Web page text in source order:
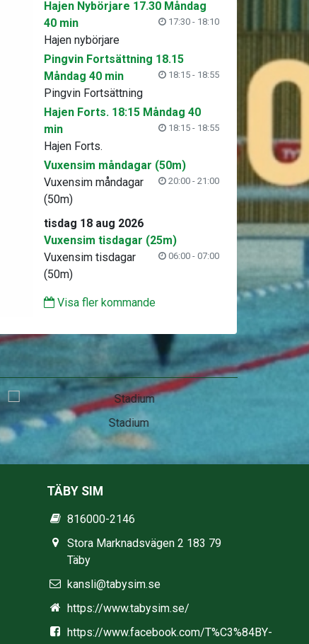
Hajen Nybörjare 17.30 Måndag
40 min
17:30 - 18:10
Hajen nybörjare
Pingvin Fortsättning 18.15
Måndag 40 min
18:15 - 18:55
Pingvin Fortsättning
Hajen Forts. 18:15 Måndag 40
min
18:15 - 18:55
Hajen Forts.
Vuxensim måndagar (50m)
20:00 - 21:00
Vuxensim måndagar
(50m)
tisdag 18 aug 2026
Vuxensim tisdagar (25m)
06:00 - 07:00
Vuxensim tisdagar
(50m)
Visa fler kommande
Stadium
TÄBY SIM
816000-2146
Stora Marknadsvägen 2 183 79
Täby
kansli@tabysim.se
https://www.tabysim.se/
https://www.facebook.com/T%C3%84BY-